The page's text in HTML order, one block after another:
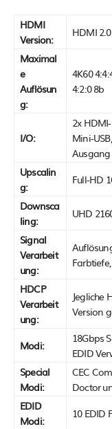
HDMI
Version:
HDMI
Maximal
e
Auflösun
g:
4K60
4:2:0 8b
I/O:
2x
Mini-
Ausgang
Upscalin
g:
Full-HD
Downsca
ling:
UHD
Signal
Verarbeit
ung:
HDCP
Verarbeit
ung:
Jegliche
Version
Modi:
18Gbps
EDID
Special
Modi:
CEC
Doctor
EDID
Modi:
10 EDID